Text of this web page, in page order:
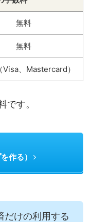
無料
無料
、Mastercard）
です。
作る）
だけの利用する